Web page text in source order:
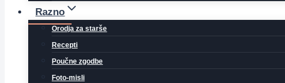
Razno
Orodja za starše
Recepti
Poučne zgodbe
Foto-misli